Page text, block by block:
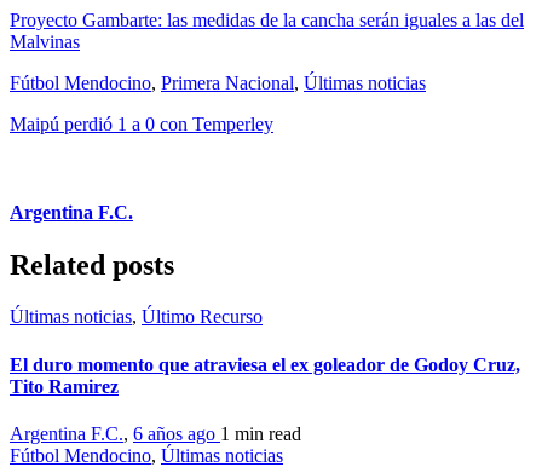
Proyecto Gambarte: las medidas de la cancha serán iguales a las del
Malvinas
Fútbol Mendocino, Primera Nacional, Últimas noticias
Maipú perdió 1 a 0 con Temperley
Argentina F.C.
Related posts
Últimas noticias, Último Recurso
El duro momento que atraviesa el ex goleador de Godoy Cruz,
Tito Ramirez
Argentina F.C., 6 años ago 1 min read
Fútbol Mendocino, Últimas noticias